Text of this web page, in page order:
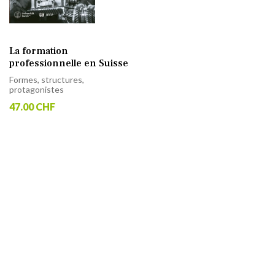
La formation
professionnelle en Suisse
Formes, structures,
protagonistes
47.00 CHF